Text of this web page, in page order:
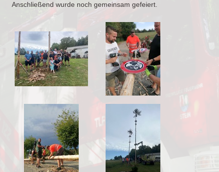
Anschließend wurde noch gemeinsam gefeiert.